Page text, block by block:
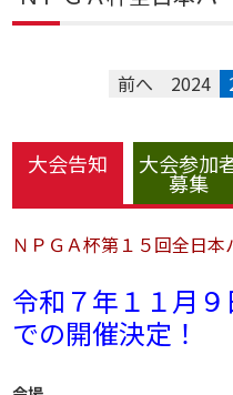
前へ 2024
大会告知 大会参加
募集
ＮＰＧＡ杯第１５回全日
令和７年１１月
での開催決定！